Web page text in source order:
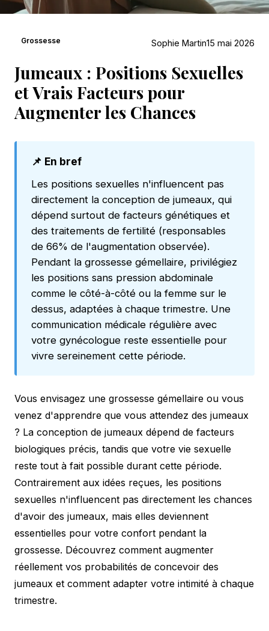
Grossesse Sophie Martin15 mai 2026
Jumeaux : Positions Sexuelles
et Vrais Facteurs pour
Augmenter les Chances
📌 En bref
Les positions sexuelles n'influencent pas
directement la conception de jumeaux, qui
dépend surtout de facteurs génétiques et
des traitements de fertilité (responsables
de 66% de l'augmentation observée).
Pendant la grossesse gémellaire, privilégiez
les positions sans pression abdominale
comme le côté-à-côté ou la femme sur le
dessus, adaptées à chaque trimestre. Une
communication médicale régulière avec
votre gynécologue reste essentielle pour
vivre sereinement cette période.
Vous envisagez une grossesse gémellaire ou vous
venez d'apprendre que vous attendez des jumeaux
? La conception de jumeaux dépend de facteurs
biologiques précis, tandis que votre vie sexuelle
reste tout à fait possible durant cette période.
Contrairement aux idées reçues, les positions
sexuelles n'influencent pas directement les chances
d'avoir des jumeaux, mais elles deviennent
essentielles pour votre confort pendant la
grossesse. Découvrez comment augmenter
réellement vos probabilités de concevoir des
jumeaux et comment adapter votre intimité à chaque
trimestre.